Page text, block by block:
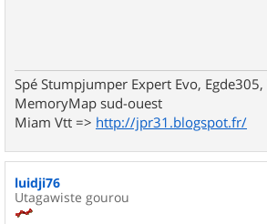
Spé Stumpjumper Expert Evo,
MemoryMap sud-ouest
Miam Vtt => http://jpr31.blogspot.fr/
luidji76
Utagawiste gourou